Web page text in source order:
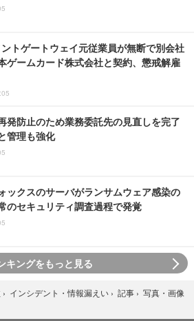
トゲートウェイ元従業員が無断で別会社
ゲームカード株式会社と契約、懲戒解雇
発防止のため業務委託先の見直しを完了
管理も強化
ックスのサーバがランサムウェア感染の
のセキュリティ調査過程で発覚
キングをもっと見る
› インシデント・情報漏えい › 記事 › 写真・画像